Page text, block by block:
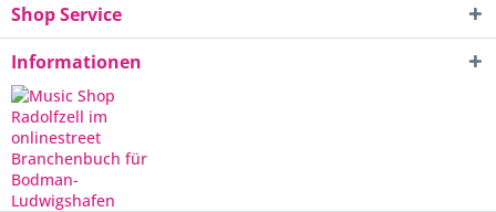
Shop Service
Informationen